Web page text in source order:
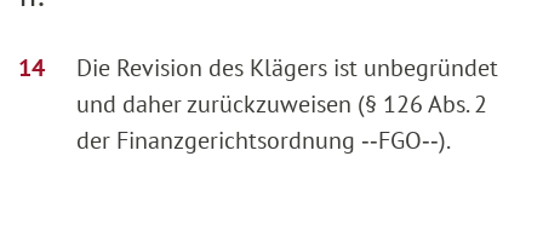
Die Revision des Klägers ist unbegründet
und daher zurückzuweisen (§ 126 Abs. 2
der Finanzgerichtsordnung ‑‑FGO‑‑).